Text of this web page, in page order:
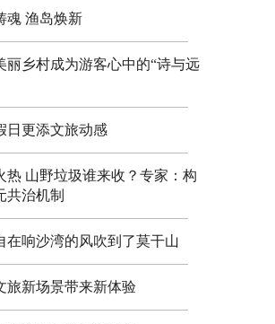
魂 渔岛焕新
丽乡村成为游客心中的“诗与远
日更添文旅动感
热 山野垃圾谁来收？专家：构
共治机制
在响沙湾的风吹到了莫干山
旅新场景带来新体验